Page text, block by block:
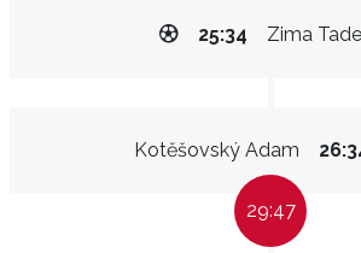
Zima
25:34
Kotěšovský Adam
29:47